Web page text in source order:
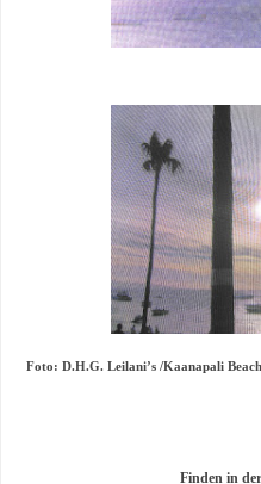
Foto: D.H.G. Leilani’s /Kaanapali
Finden in